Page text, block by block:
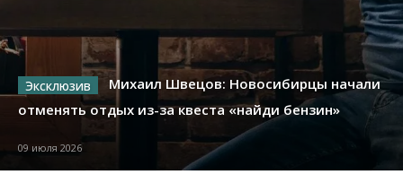
Михаил Швецов: Новосибирцы начали
отменять отдых из-за квеста «найди бензин»
09 июля 2026